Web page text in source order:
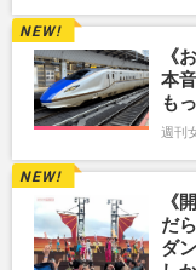
《
本
も
週刊
《
だ
ダ